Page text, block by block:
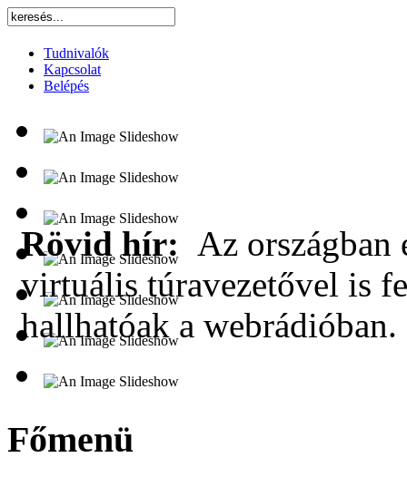
Tudnivalók
Kapcsolat
Belépés
Rövid hír: Az
virtuális túravezetővel is
hallhatóak a webrádióban.
Főmenü